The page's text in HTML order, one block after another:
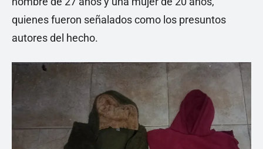
quienes fueron señalados como los presuntos
autores del hecho.